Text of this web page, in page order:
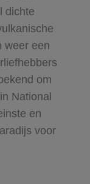
dichte
weer een
om
National
en
voor